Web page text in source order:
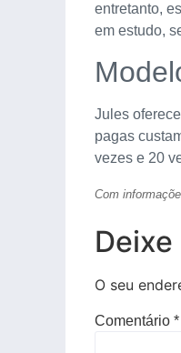
entretanto,
em estudo,
Jules
pagas
vezes e 20
Com
O seu
Comentário *